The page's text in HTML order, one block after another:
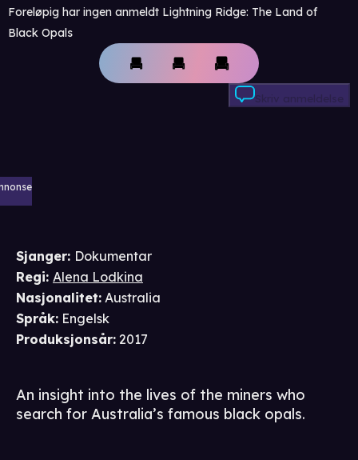
Foreløpig har ingen anmeldt Lightning Ridge: The Land of
Black Opals
Skriv anmeldelse
Sjanger: Dokumentar
Regi: Alena Lodkina
Nasjonalitet: Australia
Språk: Engelsk
Produksjonsår: 2017
An insight into the lives of the miners who
search for Australia’s famous black opals.